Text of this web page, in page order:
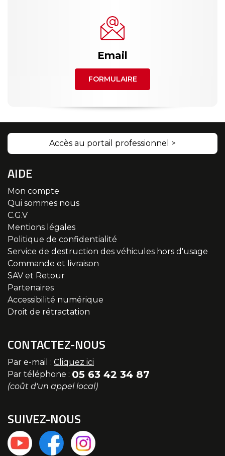
Email
FORMULAIRE
Accès au portail professionnel >
AIDE
Mon compte
Qui sommes nous
C.G.V
Mentions légales
Politique de confidentialité
Service de destruction des véhicules hors d'usage
Commande et livraison
SAV et Retour
Partenaires
Accessibilité numérique
Droit de rétractation
CONTACTEZ-NOUS
Par e-mail : Cliquez ici
Par téléphone : 05 63 42 34 87
(coût d'un appel local)
SUIVEZ-NOUS